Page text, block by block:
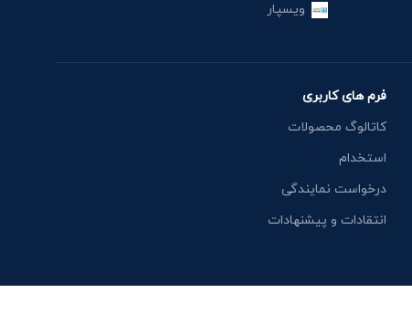
ویسپار
فرم های کاربری
کاتالوگ محصولات
استخدام
درخواست نمایندگی
انتقادات و پیشنهادات